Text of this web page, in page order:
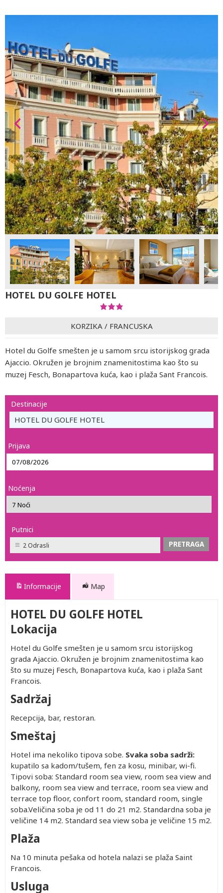
HOTEL DU GOLFE HOTEL
KORZIKA / FRANCUSKA
Hotel du Golfe smešten je u samom srcu istorijskog grada
Ajaccio. Okružen je brojnim znamenitostima kao što su
muzej Fesch, Bonapartova kuća, kao i plaža Sant Francois.
Destinacije
HOTEL DU GOLFE HOTEL
Prijava
Noćenja
Putnici
2 Odrasli
Informacije Map
HOTEL DU GOLFE HOTEL
Lokacija
Hotel du Golfe smešten je u samom srcu istorijskog
grada Ajaccio. Okružen je brojnim znamenitostima kao
što su muzej Fesch, Bonapartova kuća, kao i plaža Sant
Francois.
Sadržaj
Recepcija, bar, restoran.
Smeštaj
Hotel ima nekoliko tipova sobe. Svaka soba sadrži:
kupatilo sa kadom/tušem, fen za kosu, minibar, wi-fi.
Tipovi soba: Standard room sea view, room sea view and
balkony, room sea view and terrace, room sea view and
terrace top floor, confort room, standard room, single
soba.Veličina soba je od 11 do 21 m2. Standardna soba je
veličine 14 m2. Standard sea view soba je veličine 15 m2.
Plaža
Na 10 minuta pešaka od hotela nalazi se plaža Saint
Francois.
Usluga